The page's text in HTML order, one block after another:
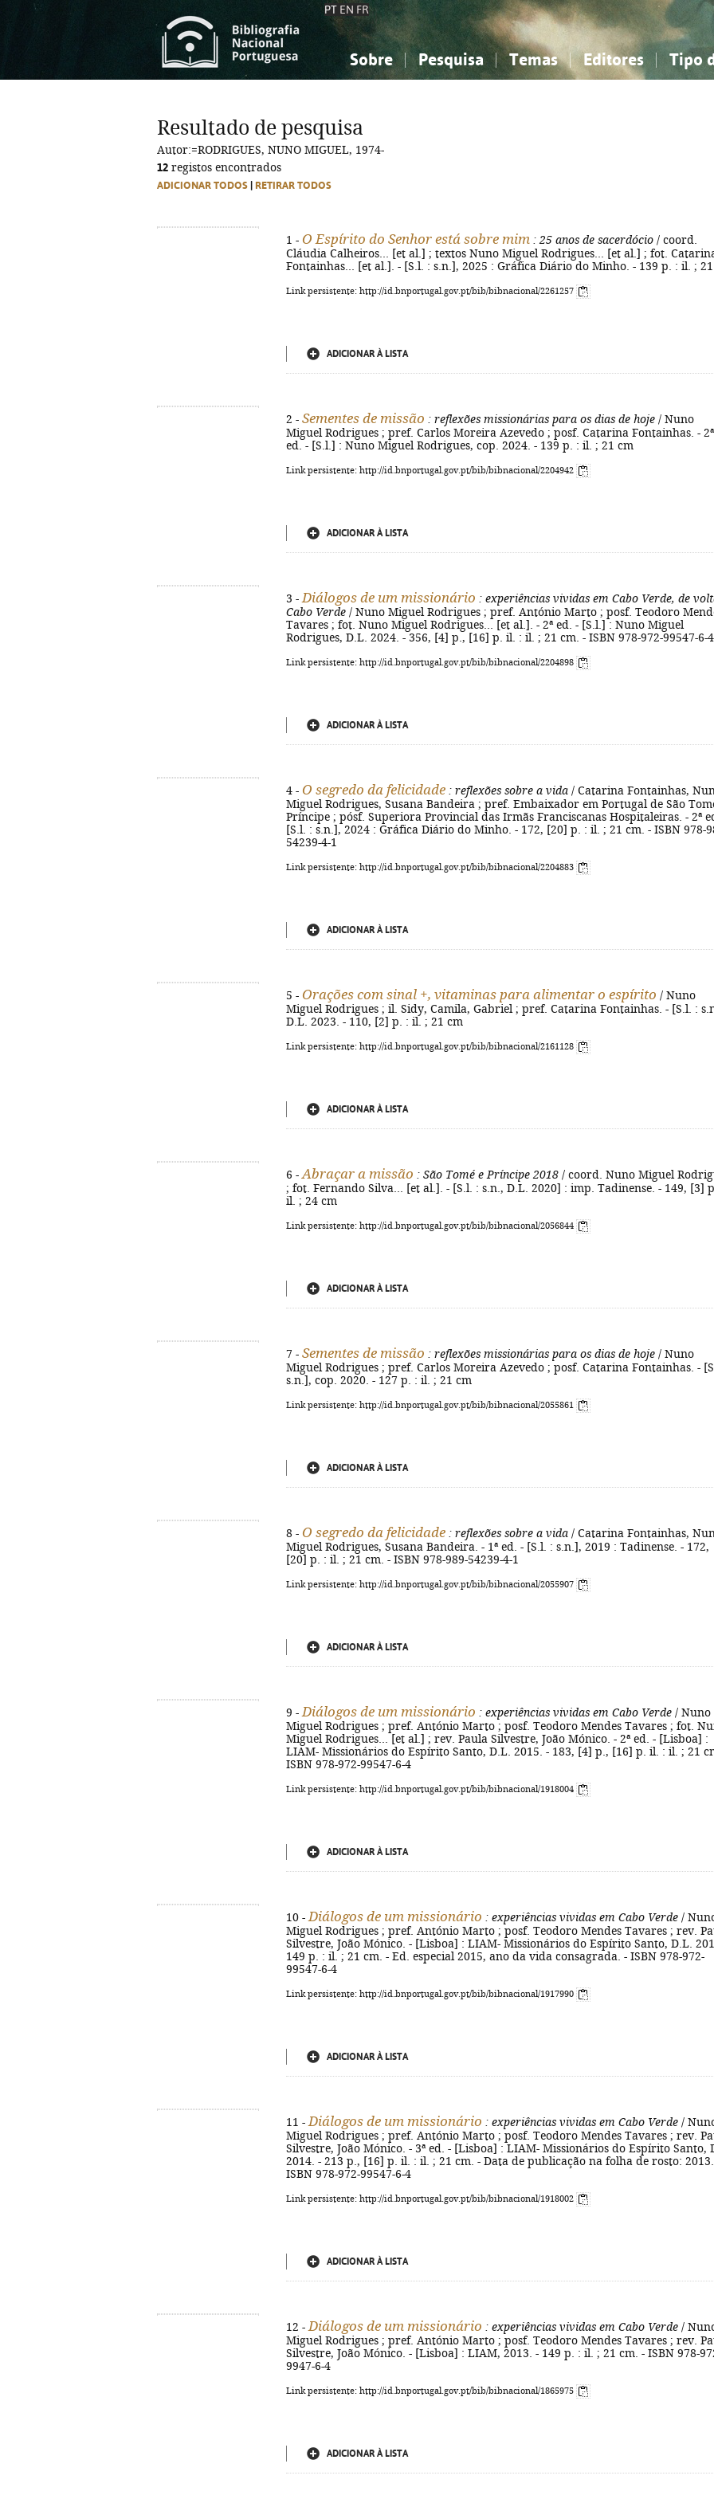
PT EN FR
Sobre Pesquisa Temas
Ciências sociais...
Editores Tipo
Ciências sociais...
Resultado de pesquisa
Autor:=RODRIGUES, NUNO MIGUEL, 1974-
12 registos encontrados
ADICIONAR TODOS RETIRAR TODOS
1 - O Espírito do Senhor está sobre mim : 25 anos de sacerdócio / coord.
Cláudia Calheiros... [et al.] ; textos Nuno Miguel Rodrigues... [et al.] ; fot.
Fontainhas... [et al.]. - [S.l. : s.n.], 2025 : Gráfica Diário do Minho. - 139 p. : il. ;
Link persistente: http://id.bnportugal.gov.pt/bib/bibnacional/2261257
ADICIONAR À LISTA
2 - Sementes de missão : reflexões missionárias para os dias de hoje / Nuno
Miguel Rodrigues ; pref. Carlos Moreira Azevedo ; posf. Catarina Fontainhas. - 2ª
ed. - [S.l.] : Nuno Miguel Rodrigues, cop. 2024. - 139 p. : il. ; 21 cm
Link persistente: http://id.bnportugal.gov.pt/bib/bibnacional/2204942
ADICIONAR À LISTA
3 - Diálogos de um missionário : experiências vividas em Cabo Verde, de
Cabo Verde / Nuno Miguel Rodrigues ; pref. António Marto ; posf. Teodoro
Tavares ; fot. Nuno Miguel Rodrigues... [et al.]. - 2ª ed. - [S.l.] : Nuno Miguel
Rodrigues, D.L. 2024. - 356, [4] p., [16] p. il. : il. ; 21 cm. - ISBN 978-972-99547-6-4
Link persistente: http://id.bnportugal.gov.pt/bib/bibnacional/2204898
ADICIONAR À LISTA
4 - O segredo da felicidade : reflexões sobre a vida / Catarina Fontainhas,
Miguel Rodrigues, Susana Bandeira ; pref. Embaixador em Portugal de São
Príncipe ; pósf. Superiora Provincial das Irmãs Franciscanas Hospitaleiras. - 2ª
[S.l. : s.n.], 2024 : Gráfica Diário do Minho. - 172, [20] p. : il. ; 21 cm. - ISBN 978-
54239-4-1
Link persistente: http://id.bnportugal.gov.pt/bib/bibnacional/2204883
ADICIONAR À LISTA
5 - Orações com sinal +, vitaminas para alimentar o espírito / Nuno
Miguel Rodrigues ; il. Sidy, Camila, Gabriel ; pref. Catarina Fontainhas. - [S.l. :
D.L. 2023. - 110, [2] p. : il. ; 21 cm
Link persistente: http://id.bnportugal.gov.pt/bib/bibnacional/2161128
ADICIONAR À LISTA
6 - Abraçar a missão : São Tomé e Príncipe 2018 / coord. Nuno Miguel
; fot. Fernando Silva... [et al.]. - [S.l. : s.n., D.L. 2020] : imp. Tadinense. - 149, [3]
il. ; 24 cm
Link persistente: http://id.bnportugal.gov.pt/bib/bibnacional/2056844
ADICIONAR À LISTA
7 - Sementes de missão : reflexões missionárias para os dias de hoje / Nuno
Miguel Rodrigues ; pref. Carlos Moreira Azevedo ; posf. Catarina Fontainhas. -
s.n.], cop. 2020. - 127 p. : il. ; 21 cm
Link persistente: http://id.bnportugal.gov.pt/bib/bibnacional/2055861
ADICIONAR À LISTA
8 - O segredo da felicidade : reflexões sobre a vida / Catarina Fontainhas,
Miguel Rodrigues, Susana Bandeira. - 1ª ed. - [S.l. : s.n.], 2019 : Tadinense. - 172,
[20] p. : il. ; 21 cm. - ISBN 978-989-54239-4-1
Link persistente: http://id.bnportugal.gov.pt/bib/bibnacional/2055907
ADICIONAR À LISTA
9 - Diálogos de um missionário : experiências vividas em Cabo Verde / Nuno
Miguel Rodrigues ; pref. António Marto ; posf. Teodoro Mendes Tavares ; fot.
Miguel Rodrigues... [et al.] ; rev. Paula Silvestre, João Mónico. - 2ª ed. - [Lisboa] :
LIAM- Missionários do Espírito Santo, D.L. 2015. - 183, [4] p., [16] p. il. : il. ; 21
ISBN 978-972-99547-6-4
Link persistente: http://id.bnportugal.gov.pt/bib/bibnacional/1918004
ADICIONAR À LISTA
10 - Diálogos de um missionário : experiências vividas em Cabo Verde /
Miguel Rodrigues ; pref. António Marto ; posf. Teodoro Mendes Tavares ; rev.
Silvestre, João Mónico. - [Lisboa] : LIAM- Missionários do Espírito Santo, D.L.
149 p. : il. ; 21 cm. - Ed. especial 2015, ano da vida consagrada. - ISBN 978-972-
99547-6-4
Link persistente: http://id.bnportugal.gov.pt/bib/bibnacional/1917990
ADICIONAR À LISTA
11 - Diálogos de um missionário : experiências vividas em Cabo Verde /
Miguel Rodrigues ; pref. António Marto ; posf. Teodoro Mendes Tavares ; rev.
Silvestre, João Mónico. - 3ª ed. - [Lisboa] : LIAM- Missionários do Espírito Santo,
2014. - 213 p., [16] p. il. : il. ; 21 cm. - Data de publicação na folha de rosto:
ISBN 978-972-99547-6-4
Link persistente: http://id.bnportugal.gov.pt/bib/bibnacional/1918002
ADICIONAR À LISTA
12 - Diálogos de um missionário : experiências vividas em Cabo Verde /
Miguel Rodrigues ; pref. António Marto ; posf. Teodoro Mendes Tavares ; rev.
Silvestre, João Mónico. - [Lisboa] : LIAM, 2013. - 149 p. : il. ; 21 cm. - ISBN 978-
9947-6-4
Link persistente: http://id.bnportugal.gov.pt/bib/bibnacional/1865975
ADICIONAR À LISTA